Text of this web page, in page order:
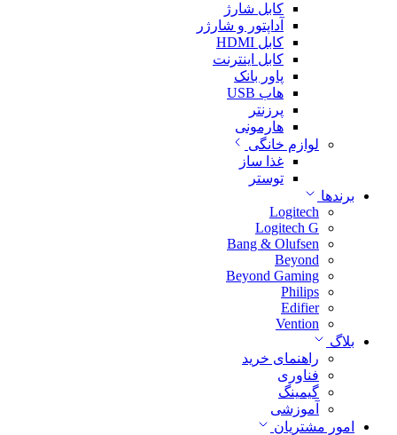
کابل شارژ
آداپتور و شارژر
کابل HDMI
کابل اینترنت
پاور بانک
هاب USB
پرزنتر
هارمونی
لوازم خانگی
غذا ساز
توستر
برندها
Logitech
Logitech G
Bang & Olufsen
Beyond
Beyond Gaming
Philips
Edifier
Vention
بلاگ
راهنمای خرید
فناوری
گیمینگ
آموزشی
امور مشتریان